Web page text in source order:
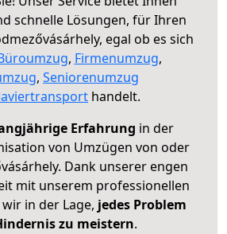
schnelle Lösungen, für Ihren
egal ob es sich
, Firmenumzug,
, Seniorenumzug
handelt.
Erfahrung in der
von Umzügen von oder
Dank unserer engen
mit unserem professionellen
in der Lage, jedes Problem
zu meistern.